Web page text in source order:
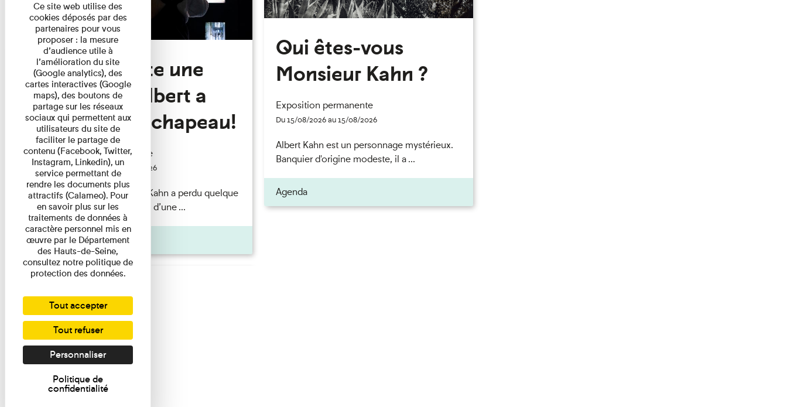
Visite Toute une
histoire: Albert a
perdu son chapeau!
Exposition permanente
Du 15/08/2026 au 15/08/2026
Il semblerait qu’Albert Kahn a perdu quelque
chose... Accompagnés d’une ...
Agenda
Qui êtes-vous
Monsieur Kahn ?
Exposition permanente
Du 15/08/2026 au 15/08/2026
Albert Kahn est un personnage mystérieux.
Banquier d'origine modeste, il a ...
Agenda
Ce site web utilise des
cookies déposés par des
partenaires pour vous
proposer : la mesure
d’audience utile à
l’amélioration du site
(Google analytics), des
cartes interactives (Google
maps), des boutons de
partage sur les réseaux
sociaux qui permettent aux
utilisateurs du site de
faciliter le partage de
contenu (Facebook, Twitter,
Instagram, Linkedin), un
service permettant de
rendre les documents plus
attractifs (Calameo). Pour
en savoir plus sur les
traitements de données à
caractère personnel mis en
œuvre par le Département
des Hauts-de-Seine,
consultez notre politique de
protection des données.
Tout accepter
Tout refuser
Personnaliser
Politique de
confidentialité